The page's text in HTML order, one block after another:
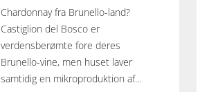
Chardonnay fra Brunello-land?
Castiglion del Bosco er
verdensberømte fore deres
Brunello-vine, men huset laver
samtidig en mikroproduktion af...